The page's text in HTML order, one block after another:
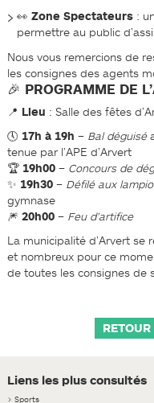
👀 Zone Spectateurs:
permettre au public
Nous vous remercions de
les consignes des agents
🎉 PROGRAMME DE
📍 Lieu : Salle des fêtes
🕔 17h à 19h – Bal déguisé
tenue par l’APE d’Arvert
🏆 19h00– Concours de
✨ 19h30– Défilé aux
gymnase
🎆 20h00– Feu d’artifice
La municipalité d’Arvert
et nombreux pour ce
de toutes les consignes de
Liens les plus consultés
> Sports